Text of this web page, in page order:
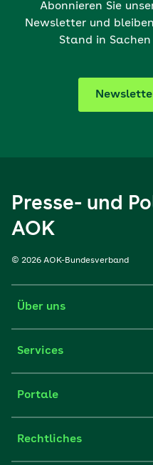
Abonnieren Sie
Newsletter und
Stand in
Presse- und
AOK
© 2026 AOK-Bundesverband
Über uns
Services
Portale
Rechtliches